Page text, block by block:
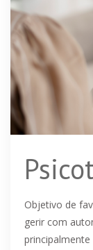
Objetivo de
gerir com